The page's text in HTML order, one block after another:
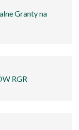
Granty na
RGR